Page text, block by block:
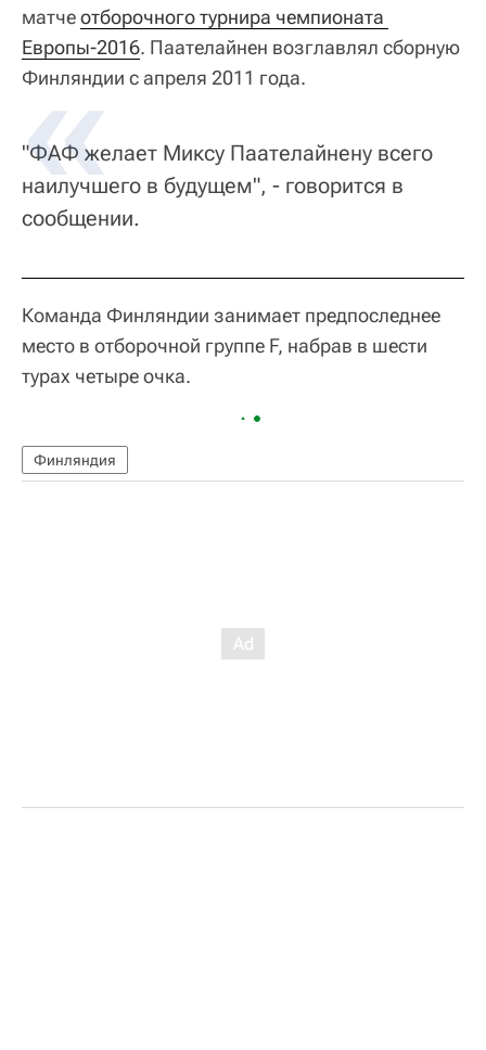
матчеотборочного турнира чемпионата
Европы-2016. Паателайнен возглавлял сборную
Финляндии с апреля 2011 года.
"ФАФ желает Миксу Паателайнену всего
наилучшего в будущем", - говорится в
сообщении.
Команда Финляндии занимает предпоследнее
место в отборочной группе F, набрав в шести
турах четыре очка.
Финляндия